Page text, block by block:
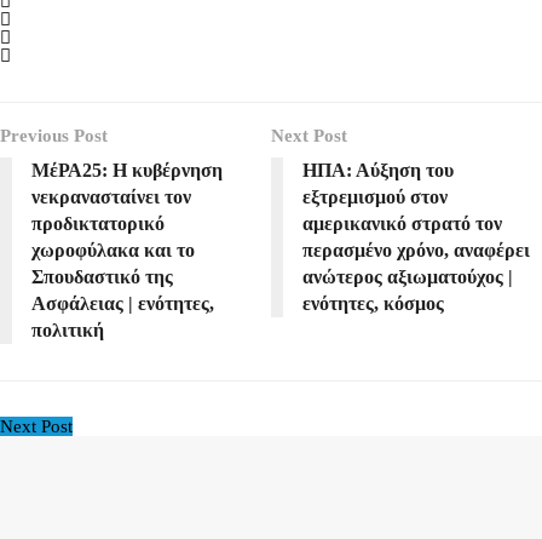
Previous Post
ΜέΡΑ25: Η κυβέρνηση
νεκρανασταίνει τον
προδικτατορικό
χωροφύλακα και το
Σπουδαστικό της
Ασφάλειας | ενότητες,
πολιτική
Next Post
ΗΠΑ: Αύξηση του
εξτρεμισμού στον
αμερικανικό στρατό τον
περασμένο χρόνο, αναφέρει
ανώτερος αξιωματούχος |
ενότητες, κόσμος
Next Post